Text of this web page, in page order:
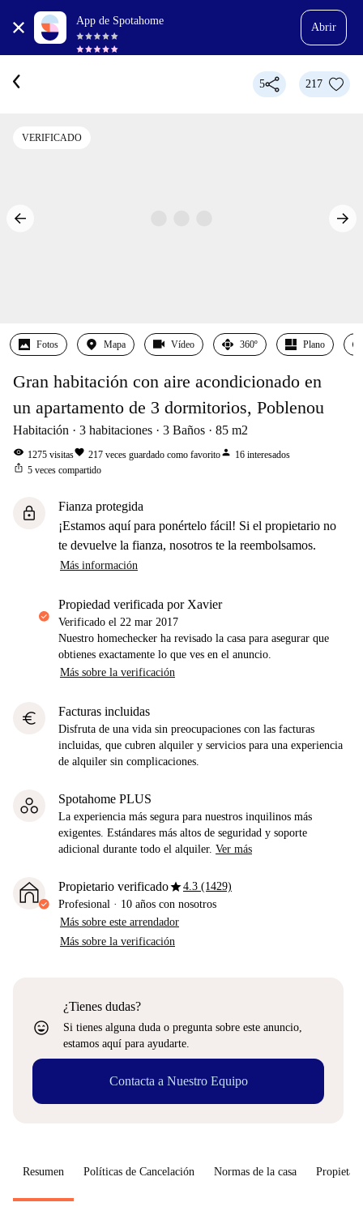
App de Spotahome
Abrir
5 217
VERIFICADO
Fotos Mapa Vídeo 360º Plano
Gran habitación con aire acondicionado en
un apartamento de 3 dormitorios, Poblenou
Habitación 3 habitaciones 3 Baños 85 m2
visibility 1275 visitasfavorite 217 veces guardado como favoritoperson 16 interesados
ios_share 5 veces compartido
lock
Fianza protegida
¡Estamos aquí para ponértelo fácil! Si el propietario no
te devuelve la fianza, nosotros te la reembolsamos.
Más información
propiedad verificada por Xavier
Verificado el 22 mar 2017
Nuestro homechecker ha revisado la casa para asegurar que
obtienes exactamente lo que ves en el anuncio.
Más sobre la verificación
euro Facturas incluidas
Disfruta de una vida sin preocupaciones con las facturas
incluidas, que cubren alquiler y servicios para una experiencia
de alquiler sin complicaciones.
Spotahome PLUS
La experiencia más segura para nuestros inquilinos más
exigentes. Estándares más altos de seguridad y soporte
adicional durante todo el alquiler. Ver más
Propietario verificadostar4.3 (1429)
Profesional · 10 años con nosotros
Más sobre este arrendador
Más sobre la verificación
sentiment_very_satisfied
¿Tienes dudas?
Si tienes alguna duda o pregunta sobre este anuncio,
estamos aquí para ayudarte.
Contacta a Nuestro Equipo
Resumen Políticas de Cancelación Normas de la casa